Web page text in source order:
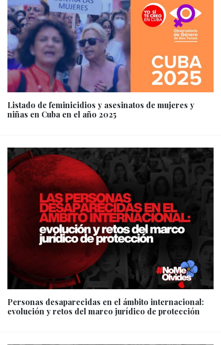
Listado de feminicidios y asesinatos de mujeres y
niñas en Cuba en el año 2025
Personas desaparecidas en el ámbito internacional:
evolución y retos del marco jurídico de protección